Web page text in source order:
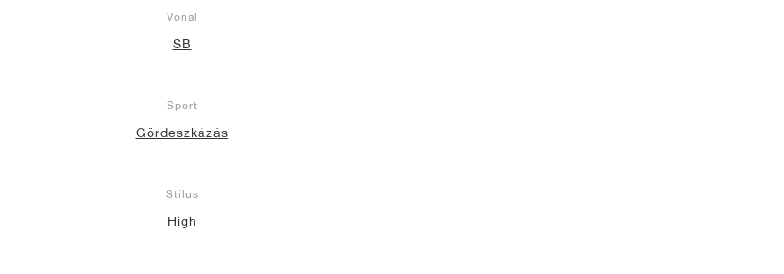
Vonal
SB
Sport
Gördeszkázás
Stílus
High